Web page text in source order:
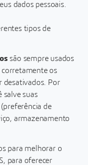
dados pessoais.
tipos de
são sempre usados
corretamente os
desativados. Por
salve suas
de
armazenamento
para melhorar o
para oferecer